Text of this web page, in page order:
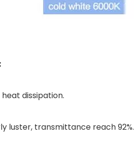
dissipation.
luster, transmittance reach 92%.